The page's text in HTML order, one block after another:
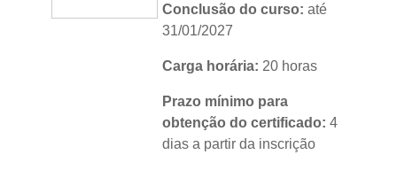
Conclusão do curso: até
31/01/2027
Carga horária: 20 horas
Prazo mínimo para
obtenção do certificado: 4
dias a partir da inscrição